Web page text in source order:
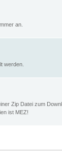
an.
werden.
Zip Datei zum
ist MEZ!